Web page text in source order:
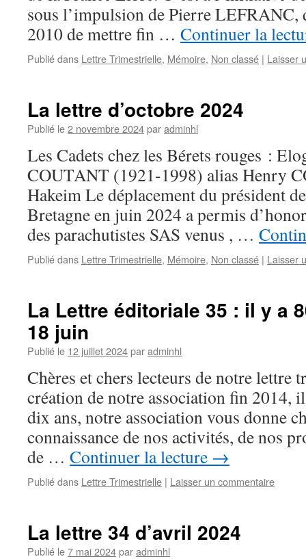
sous l’impulsion de Pierre LEFRANC,
2010 de mettre fin … Continuer la
Publié dans Lettre Trimestrielle, Mémoire, Non classé | Laisser
La lettre d’octobre 2024
Publié le2 novembre 2024paradminhl
Les Cadets chez les Bérets rouges :
COUTANT (1921-1998) alias Henry
Hakeim Le déplacement du président
Bretagne en juin 2024 a permis
des parachutistes SAS venus , …
Publié dans Lettre Trimestrielle, Mémoire, Non classé | Laisser
La Lettre éditoriale 35 : il y a
18 juin
Publié le 12 juillet 2024paradminhl
Chères et chers lecteurs de notre lettre
création de notre association fin 2014,
dix ans, notre association vous donne
connaissance de nos activités, de nos
de … Continuer la lecture →
Publié dans Lettre Trimestrielle | Laisser un commentaire
La lettre 34 d’avril 2024
Publié le7 mai 2024paradminhl